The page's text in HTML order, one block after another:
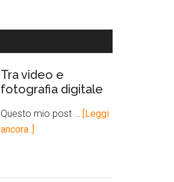
Tra video e
fotografia digitale
Questo mio post …
[Leggi
ancora..]